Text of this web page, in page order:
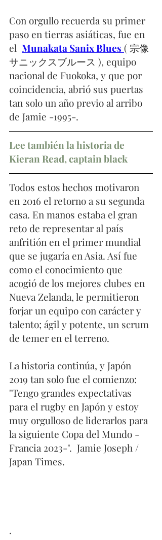
Con orgullo recuerda su primer
paso en tierras asiáticas, fue en
el Munakata Sanix Blues ( 宗像
サニックスブルース ), equipo
nacional de Fuokoka, y que por
coincidencia, abrió sus puertas
tan solo un año previo al arribo
de Jamie -1995-.
Lee también la historia de
Kieran Read, captain black
Todos estos hechos motivaron
en 2016 el retorno a su segunda
casa. En manos estaba el gran
reto de representar al país
anfritión en el primer mundial
que se jugaría en Asia. Así fue
como el conocimiento que
acogió de los mejores clubes en
Nueva Zelanda, le permitieron
forjar un equipo con carácter y
talento; ágil y potente, un scrum
de temer en el terreno.
La historia continúa, y Japón
2019 tan solo fue el comienzo:
"Tengo grandes expectativas
para el rugby en Japón y estoy
muy orgulloso de liderarlos para
la siguiente Copa del Mundo -
Francia 2023-".  Jamie Joseph /
Japan Times.
.